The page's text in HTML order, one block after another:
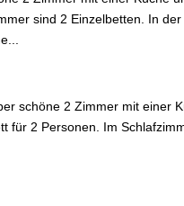
sind 2 Einzelbetten. In
schöne 2 Zimmer mit einer
für 2 Personen. Im